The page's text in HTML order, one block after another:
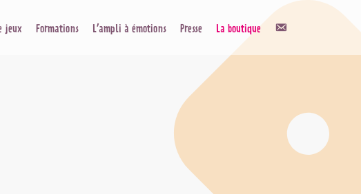
jeux Formations L’ampli à émotions Presse La boutique